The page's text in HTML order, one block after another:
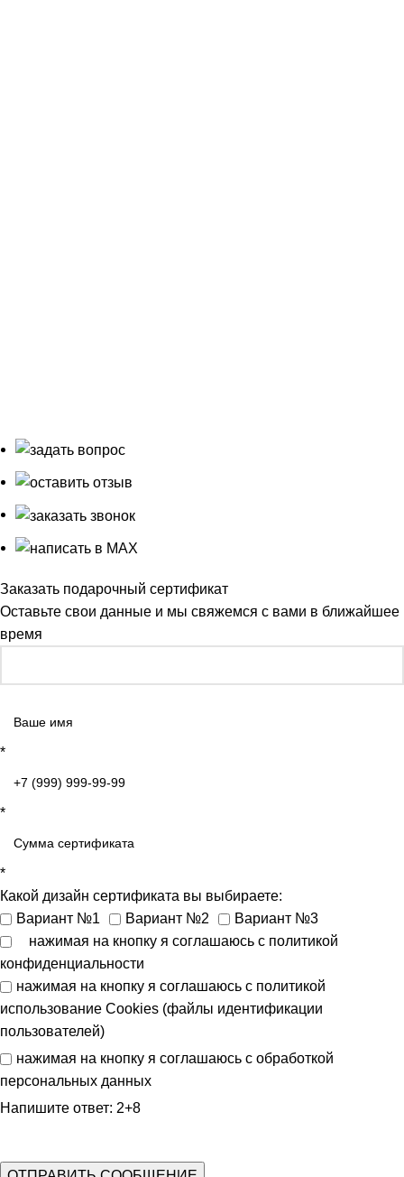
Заказать подарочный сертификат
Оставьте свои данные и мы свяжемся с вами в ближайшее
время
*
*
*
Какой дизайн сертификата вы выбираете:
Вариант №1
Вариант №2
Вариант №3
нажимая на кнопку я соглашаюсь с политикой
конфиденциальности
нажимая на кнопку я соглашаюсь с политикой
использование Cookies (файлы идентификации
пользователей)
нажимая на кнопку я соглашаюсь с обработкой
персональных данных
Напишите ответ: 2+8